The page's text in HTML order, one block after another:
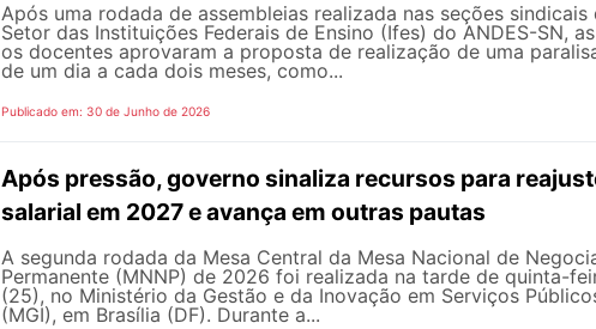
Após uma rodada de assembleias realizada nas seções sindicais
Setor das Instituições Federais de Ensino (Ifes) do ANDES-SN,
os docentes aprovaram a proposta de realização de uma
de um dia a cada dois meses, como...
Publicado em: 30 de Junho de 2026
Após pressão, governo sinaliza recursos para
salarial em 2027 e avança em outras pautas
A segunda rodada da Mesa Central da Mesa Nacional de
Permanente (MNNP) de 2026 foi realizada na tarde de quinta-
(25), no Ministério da Gestão e da Inovação em Serviços
(MGI), em Brasília (DF). Durante a...